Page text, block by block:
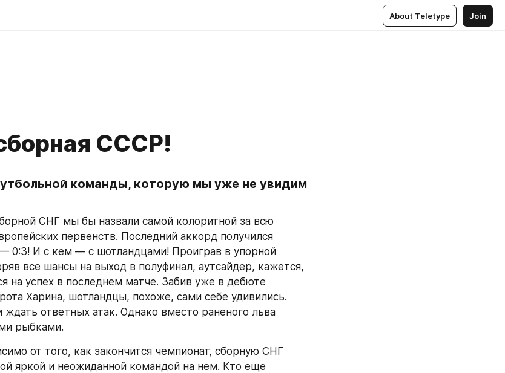
About Teletype Join
СССР!
команды, которую мы уже не увидим
СНГ мы бы назвали самой колоритной за всю
первенств. Последний аккорд получился
0:3! И с кем — с шотландцами! Проиграв в упорной
все шансы на выход в полуфинал, аутсайдер, кажется,
на успех в последнем матче. Забив уже в дебюте
Харина, шотландцы, похоже, сами себе удивились.
ждать ответных атак. Однако вместо раненого льва
рыбками.
от того, как закончится чемпионат, сборную СНГ
яркой и неожиданной командой на нем. Кто еще